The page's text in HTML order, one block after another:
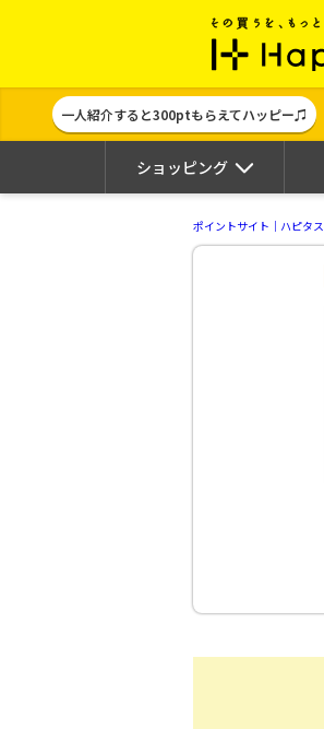
一人紹介すると300ptもらえてハッピー♫
ショッピング
ポイントサイト｜ハピタス